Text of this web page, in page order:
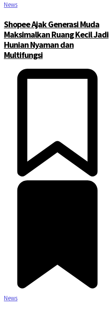
News
Shopee Ajak Generasi Muda
Maksimalkan Ruang Kecil Jadi
Hunian Nyaman dan
Multifungsi
News